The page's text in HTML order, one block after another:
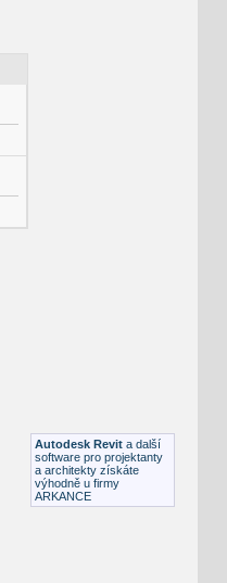
Ložnice
Autodesk Revit a další
software pro projektanty
a architekty získáte
výhodně u firmy
ARKANCE